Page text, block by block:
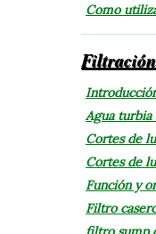
Como
Agua turbia
Cortes de
Cortes de
Función y
Filtro